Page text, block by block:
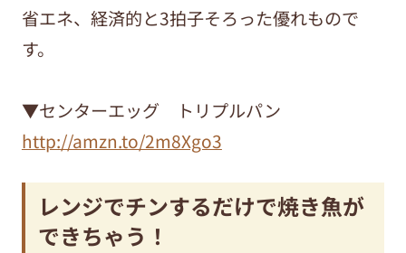
省エネ、経済的と3拍子そろった優れもので
す。
▼センターエッグ トリプルパン
http://amzn.to/2m8Xgo3
レンジでチンするだけで焼き魚が
できちゃう！